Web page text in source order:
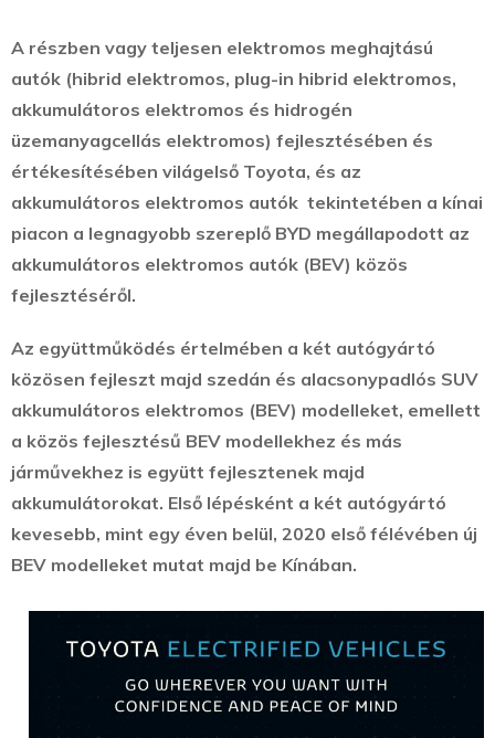
A részben vagy teljesen elektromos meghajtású
autók (hibrid elektromos, plug-in hibrid elektromos,
akkumulátoros elektromos és hidrogén
üzemanyagcellás elektromos) fejlesztésében és
értékesítésében világelső Toyota, és az
akkumulátoros elektromos autók tekintetében a kínai
piacon a legnagyobb szereplő BYD megállapodott az
akkumulátoros elektromos autók (BEV) közös
fejlesztéséről.
Az együttműködés értelmében a két autógyártó
közösen fejleszt majd szedán és alacsonypadlós SUV
akkumulátoros elektromos (BEV) modelleket, emellett
a közös fejlesztésű BEV modellekhez és más
járművekhez is együtt fejlesztenek majd
akkumulátorokat. Első lépésként a két autógyártó
kevesebb, mint egy éven belül, 2020 első félévében új
BEV modelleket mutat majd be Kínában.